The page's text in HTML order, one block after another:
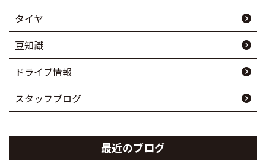
タイヤ
豆知識
ドライブ情報
スタッフブログ
最近のブログ